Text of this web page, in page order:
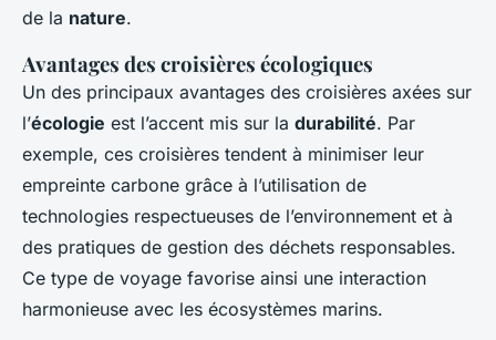
de la nature.
Avantages des croisières écologiques
Un des principaux avantages des croisières axées sur
l’écologie est l’accent mis sur la durabilité. Par
exemple, ces croisières tendent à minimiser leur
empreinte carbone grâce à l’utilisation de
technologies respectueuses de l’environnement et à
des pratiques de gestion des déchets responsables.
Ce type de voyage favorise ainsi une interaction
harmonieuse avec les écosystèmes marins.